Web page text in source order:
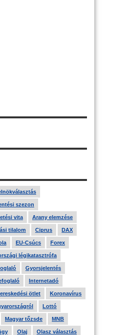
szezon
vita Arany elemzése
tilalom Ciprus DAX
EU-Csúcs Forex
légikatasztrófa
Gyorsjelentés
Internetadó
ötlet Koronavírus
Lottó
Magyar tőzsde MNB
Olaj Olasz választás